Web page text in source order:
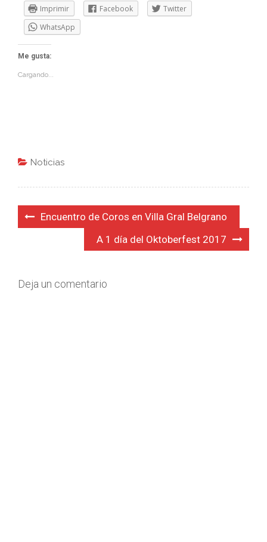
Imprimir Facebook
Twitter
WhatsApp
Me gusta:
Cargando...
Noticias
Navegación
de
Encuentro de Coros en Villa Gral Belgrano
A 1 día del Oktoberfest 2017
Deja un comentario